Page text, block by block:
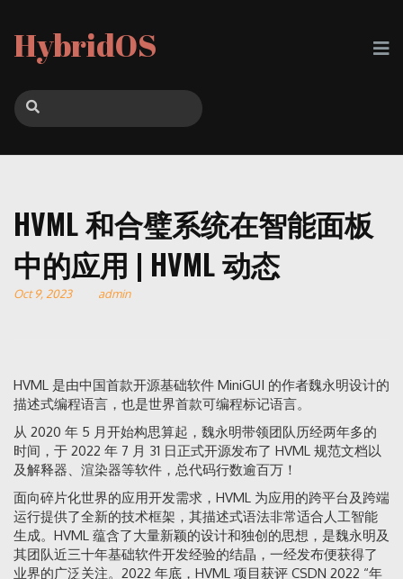
HybridOS
HVML 和合璧系统在智能面板
中的应用 | HVML 动态
Oct 9, 2023 admin
HVML 是由中国首款开源基础软件 MiniGUI 的作者魏永明设计的
描述式编程语言，也是世界首款可编程标记语言。
从 2020 年 5 月开始构思算起，魏永明带领团队历经两年多的
时间，于 2022 年 7 月 31 日正式开源发布了 HVML 规范文档以
及解释器、渲染器等软件，总代码行数逾百万！
面向碎片化世界的应用开发需求，HVML 为应用的跨平台及跨端
运行提供了全新的技术框架，其描述式语法非常适合人工智能
生成。HVML 蕴含了大量新颖的设计和独创的思想，是魏永明及
其团队近三十年基础软件开发经验的结晶，一经发布便获得了
业界的广泛关注。2022 年底，HVML 项目获评 CSDN 2022 “年